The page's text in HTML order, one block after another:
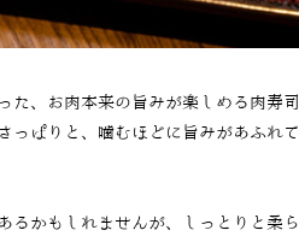
た、お肉本来の旨みが楽しめる肉寿
っぱりと、噛むほどに旨みがあふれ
るかもしれませんが、しっとりと柔